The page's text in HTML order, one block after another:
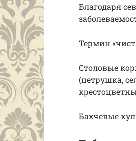
Благодаря
Термин
Столовые
(петрушка,
Бахчевые